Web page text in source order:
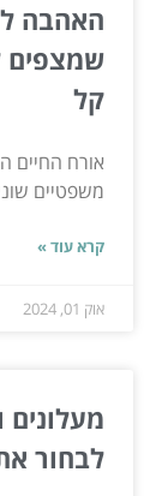
האהבה
שמצפים
קל
אורח החיים
משפטיים
קרא עוד »
אוק 01, 2024
מעלונים
לבחור